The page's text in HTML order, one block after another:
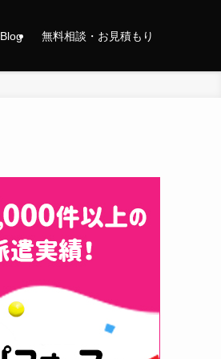
Blog 無料相談・お見積もり